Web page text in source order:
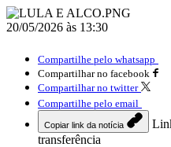
20/05/2026 às 13:30
Compartilhe pelo whatsapp
Compartilhar no facebook
Compartilhar no twitter
Compartilhe pelo email
Copiar link da notícia
transferência